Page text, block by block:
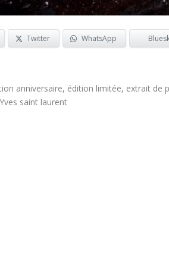
Twitter WhatsApp
anniversaire, édition limitée, extrait de
Yves saint laurent